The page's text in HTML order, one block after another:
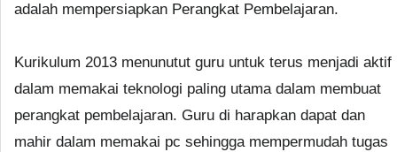
adalah mempersiapkan Perangkat Pembelajaran.
Kurikulum 2013 menunutut guru untuk terus menjadi aktif
dalam memakai teknologi paling utama dalam membuat
perangkat pembelajaran. Guru di harapkan dapat dan
mahir dalam memakai pc sehingga mempermudah tugas